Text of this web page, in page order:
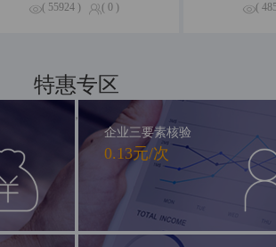
( 55924 ) ( 0 ) (
特惠专区
精品钜惠，尽享不停
企业三要素核验
0.13元/次